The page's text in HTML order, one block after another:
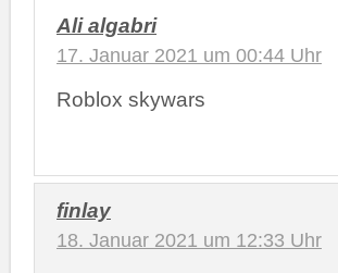
Ali algabri
17. Januar 2021 um 00:44 Uhr
Roblox skywars
finlay
18. Januar 2021 um 12:33 Uhr